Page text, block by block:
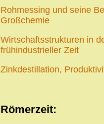
Rohmessing und seine
Großchemie
Wirtschaftsstrukturen in
frühindustrieller Zeit
Zinkdestillation,
Römerzeit: